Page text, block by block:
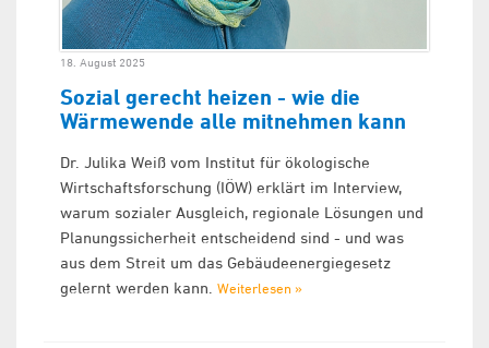
18. August 2025
Sozial gerecht heizen - wie die
Wärmewende alle mitnehmen kann
Dr. Julika Weiß vom Institut für ökologische
Wirtschaftsforschung (IÖW) erklärt im Interview,
warum sozialer Ausgleich, regionale Lösungen und
Planungssicherheit entscheidend sind - und was
aus dem Streit um das Gebäudeenergiegesetz
gelernt werden kann. Weiterlesen »